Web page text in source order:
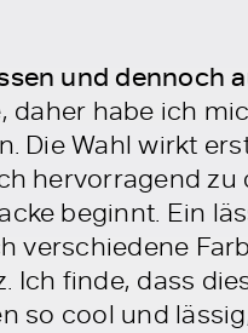
und dennoch
habe ich
Die Wahl wirkt
hervorragend zu
beginnt. Ein
verschiedene
Ich finde, dass
so cool und